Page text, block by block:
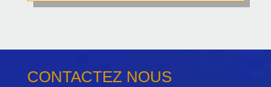
CONTACTEZ NOUS